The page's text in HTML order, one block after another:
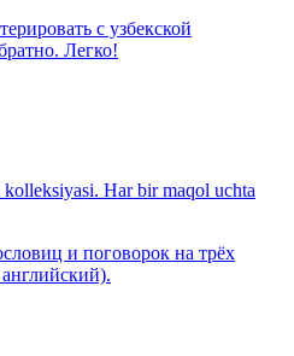
с узбекской
Легко!
Har bir maqol uchta
и поговорок на трёх